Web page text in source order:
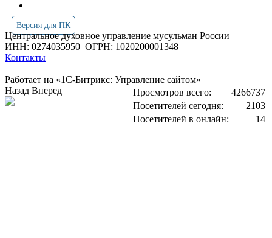
Версия для ПК
Центральное духовное управление мусульман России
ИНН: 0274035950 ОГРН: 1020200001348
Контакты
Работает на «1С-Битрикс: Управление сайтом»
Просмотров всего:
4266737
Посетителей сегодня:
2103
Посетителей в онлайн:
14
Назад Вперед